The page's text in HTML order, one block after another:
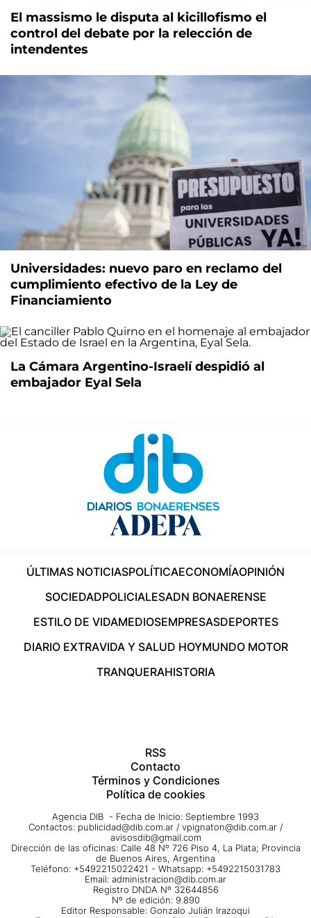
El massismo le disputa al kicillofismo el
control del debate por la relección de
intendentes
Universidades: nuevo paro en reclamo del
cumplimiento efectivo de la Ley de
Financiamiento
La Cámara Argentino-Israelí despidió al
embajador Eyal Sela
ÚLTIMAS NOTICIASPOLÍTICAECONOMÍAOPINIÓN
SOCIEDADPOLICIALESADN BONAERENSE
ESTILO DE VIDAMEDIOSEMPRESASDEPORTES
DIARIO EXTRAVIDA Y SALUD HOYMUNDO MOTOR
TRANQUERAHISTORIA
RSS
Contacto
Términos y Condiciones
Política de cookies
Agencia DIB - Fecha de Inicio: Septiembre 1993
Contactos: publicidad@dib.com.ar / vpignaton@dib.com.ar /
avisosdib@gmail.com
Dirección de las oficinas: Calle 48 Nº 726 Piso 4, La Plata; Provincia
de Buenos Aires, Argentina
Teléfono: +5492215022421 - Whatsapp: +5492215031783
Email: administracion@dib.com.ar
Registro DNDA Nº 32644856
Nº de edición: 9.890
Editor Responsable: Gonzalo Julián Irazoqui